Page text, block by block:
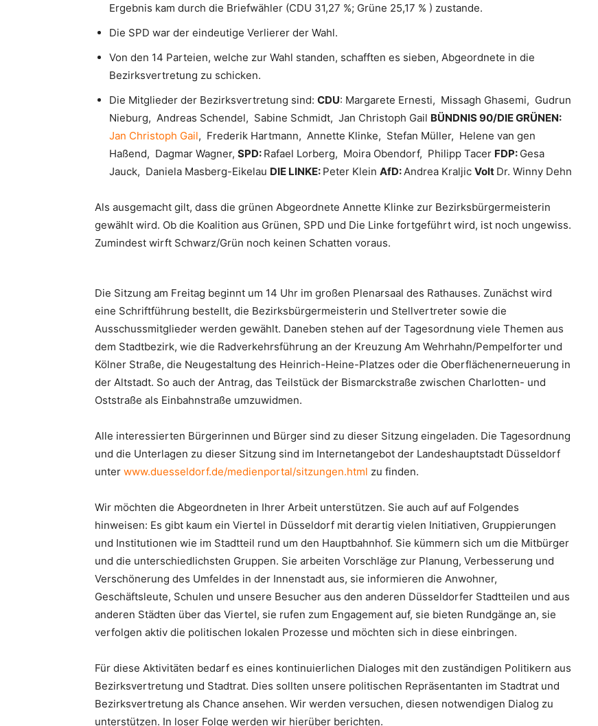
Ergebnis kam durch die Briefwähler (CDU 31,27 %; Grüne 25,17 % ) zustande.
Die SPD war der eindeutige Verlierer der Wahl.
Von den 14 Parteien, welche zur Wahl standen, schafften es sieben, Abgeordnete in die
Bezirksvertretung zu schicken.
Die Mitglieder der Bezirksvertretung sind: CDU: Margarete Ernesti, Missagh Ghasemi, Gudrun
Nieburg, Andreas Schendel, Sabine Schmidt, Jan Christoph Gail BÜNDNIS 90/DIE GRÜNEN:
Jan Christoph Gail, Frederik Hartmann, Annette Klinke, Stefan Müller, Helene van gen
Haßend, Dagmar Wagner, SPD: Rafael Lorberg, Moira Obendorf, Philipp Tacer FDP: Gesa
Jauck, Daniela Masberg-Eikelau DIE LINKE: Peter Klein AfD:Andrea Kraljic Volt Dr. Winny Dehn
Als ausgemacht gilt, dass die grünen Abgeordnete Annette Klinke zur Bezirksbürgermeisterin
gewählt wird. Ob die Koalition aus Grünen, SPD und Die Linke fortgeführt wird, ist noch ungewiss.
Zumindest wirft Schwarz/Grün noch keinen Schatten voraus.
Die Sitzung am Freitag beginnt um 14 Uhr im großen Plenarsaal des Rathauses. Zunächst wird
eine Schriftführung bestellt, die Bezirksbürgermeisterin und Stellvertreter sowie die
Ausschussmitglieder werden gewählt. Daneben stehen auf der Tagesordnung viele Themen aus
dem Stadtbezirk, wie die Radverkehrsführung an der Kreuzung Am Wehrhahn/Pempelforter und
Kölner Straße, die Neugestaltung des Heinrich-Heine-Platzes oder die Oberflächenerneuerung in
der Altstadt. So auch der Antrag, das Teilstück der Bismarckstraße zwischen Charlotten- und
Oststraße als Einbahnstraße umzuwidmen.
Alle interessierten Bürgerinnen und Bürger sind zu dieser Sitzung eingeladen. Die Tagesordnung
und die Unterlagen zu dieser Sitzung sind im Internetangebot der Landeshauptstadt Düsseldorf
unter www.duesseldorf.de/medienportal/sitzungen.html zu finden.
Wir möchten die Abgeordneten in Ihrer Arbeit unterstützen. Sie auch auf auf Folgendes
hinweisen: Es gibt kaum ein Viertel in Düsseldorf mit derartig vielen Initiativen, Gruppierungen
und Institutionen wie im Stadtteil rund um den Hauptbahnhof. Sie kümmern sich um die Mitbürger
und die unterschiedlichsten Gruppen. Sie arbeiten Vorschläge zur Planung, Verbesserung und
Verschönerung des Umfeldes in der Innenstadt aus, sie informieren die Anwohner,
Geschäftsleute, Schulen und unsere Besucher aus den anderen Düsseldorfer Stadtteilen und aus
anderen Städten über das Viertel, sie rufen zum Engagement auf, sie bieten Rundgänge an, sie
verfolgen aktiv die politischen lokalen Prozesse und möchten sich in diese einbringen.
Für diese Aktivitäten bedarf es eines kontinuierlichen Dialoges mit den zuständigen Politikern aus
Bezirksvertretung und Stadtrat. Dies sollten unsere politischen Repräsentanten im Stadtrat und
Bezirksvertretung als Chance ansehen. Wir werden versuchen, diesen notwendigen Dialog zu
unterstützen. In loser Folge werden wir hierüber berichten.